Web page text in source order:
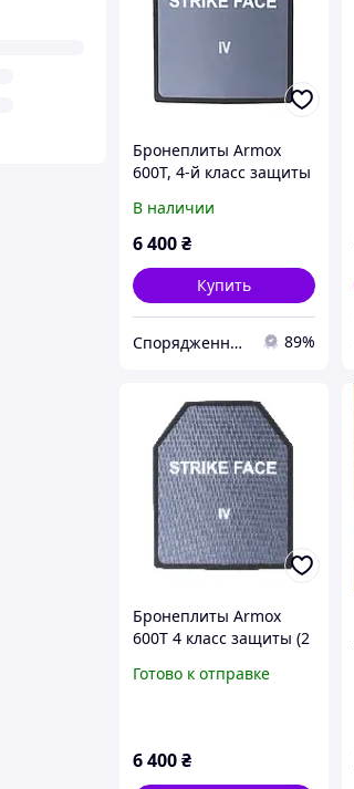
Бронеплиты Armox
600T, 4-й класс защиты
В наличии
6 400₴
Купить
Спорядження UA 89%
Бронеплиты Armox
600T 4 класс защиты (2
Готово к отправке
6 400₴